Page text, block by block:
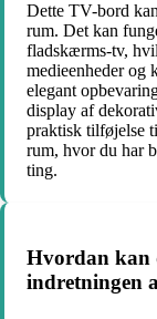
Dette TV-bord
rum. Det kan
fladskærms-tv,
medieenheder og
elegant
display af
praktisk tilføjelse
rum, hvor du har
ting.
Hvordan kan
indretningen